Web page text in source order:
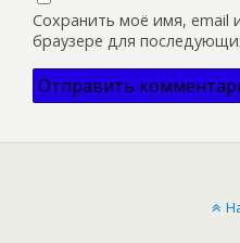
Сохранить моё имя, email
браузере для